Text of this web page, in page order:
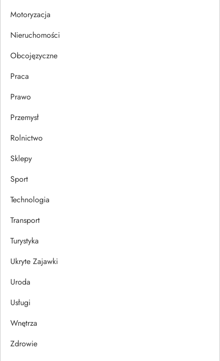
u
Motoryzacja
Nieruchomości
Obcojęzyczne
Praca
Prawo
Przemysł
Rolnictwo
Sklepy
Sport
Technologia
Transport
Turystyka
Ukryte Zajawki
Uroda
Usługi
Wnętrza
Zdrowie